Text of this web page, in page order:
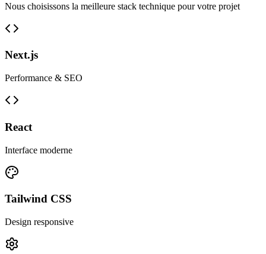
Nous choisissons la meilleure stack technique pour votre projet
Next.js
Performance & SEO
React
Interface moderne
Tailwind CSS
Design responsive